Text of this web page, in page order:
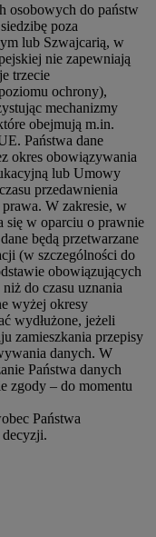
osobowych do państw
poza
lub Szwajcarią, w
nie zapewniają
trzecie
ochrony),
mechanizmy
obejmują m.in.
Państwa dane
okres obowiązywania
lub Umowy
przedawnienia
W zakresie, w
się w oparciu o prawnie
będą przetwarzane
(w szczególności do
obowiązujących
do czasu uznania
wyżej okresy
wydłużone, jeżeli
zamieszkania przepisy
danych. W
Państwa danych
zgody – do momentu
Państwa